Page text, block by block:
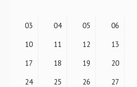
03
04 05 06
10
11 12 13
17
18 19 20
24
25 26 27